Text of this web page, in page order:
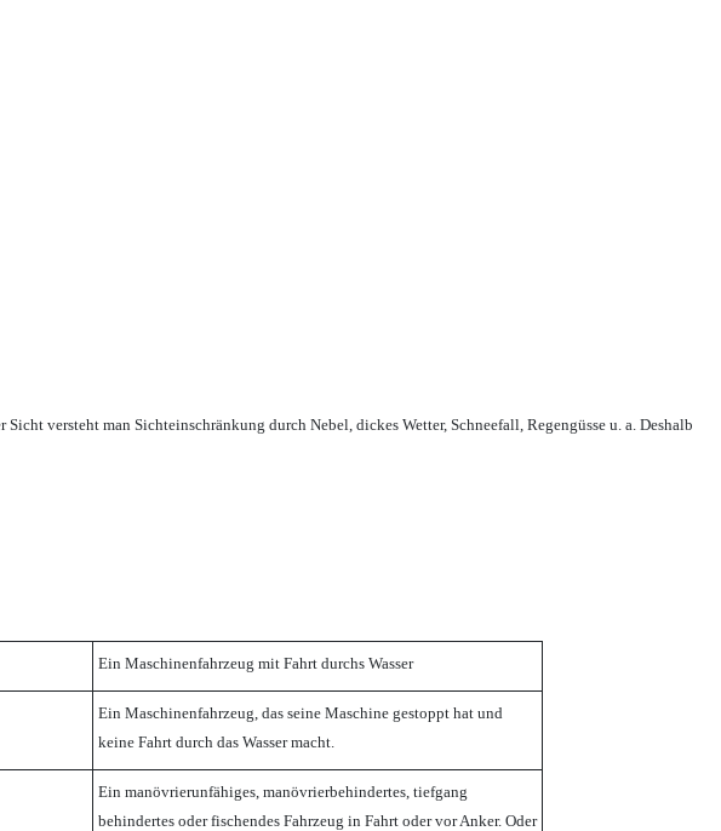
versteht man Sichteinschränkung durch Nebel, dickes Wetter, Schneefall, Regengüsse u. a. Deshalb
Ein Maschinenfahrzeug mit Fahrt durchs Wasser
Ein Maschinenfahrzeug, das seine Maschine gestoppt hat und
keine Fahrt durch das Wasser macht.
Ein manövrierunfähiges, manövrierbehindertes, tiefgang
behindertes oder fischendes Fahrzeug in Fahrt oder vor Anker. Oder